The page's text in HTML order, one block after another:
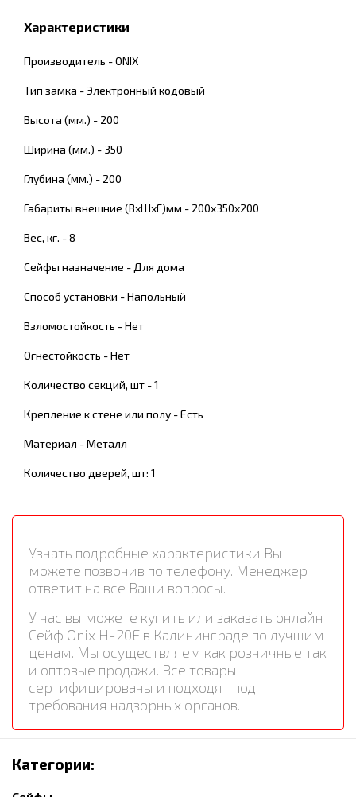
Характеристики
Производитель - ONIX
Тип замка - Электронный кодовый
Высота (мм.) - 200
Ширина (мм.) - 350
Глубина (мм.) - 200
Габариты внешние (ВхШхГ)мм - 200х350х200
Вес, кг. - 8
Сейфы назначение - Для дома
Способ установки - Напольный
Взломостойкость - Нет
Огнестойкость - Нет
Количество секций, шт - 1
Крепление к стене или полу - Есть
Материал - Металл
Количество дверей, шт: 1
Узнать подробные характеристики Вы
можете позвонив по телефону. Менеджер
ответит на все Ваши вопросы.
У нас вы можете купить или заказать онлайн
Сейф Onix H-20E в Калининграде по лучшим
ценам. Мы осуществляем как розничные так
и оптовые продажи. Все товары
сертифицированы и подходят под
требования надзорных органов.
Категории: